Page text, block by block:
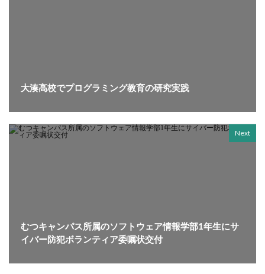
大湊高校でプログラミング教育の研究実践
Next
むつキャンパス所属のソフトウェア情報学部1年生にサ
イバー防犯ボランティア委嘱状交付